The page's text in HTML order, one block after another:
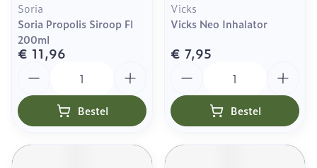
Soria
Soria Propolis Siroop Fl
200ml
€ 11,96
Bestel
Vicks
Vicks Neo Inhalator
€ 7,95
Bestel